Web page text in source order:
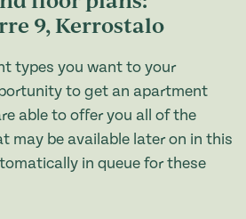
9, Kerrostalo
types you want to your
to get an apartment
able to offer you all of the
may be available later on in this
in queue for these